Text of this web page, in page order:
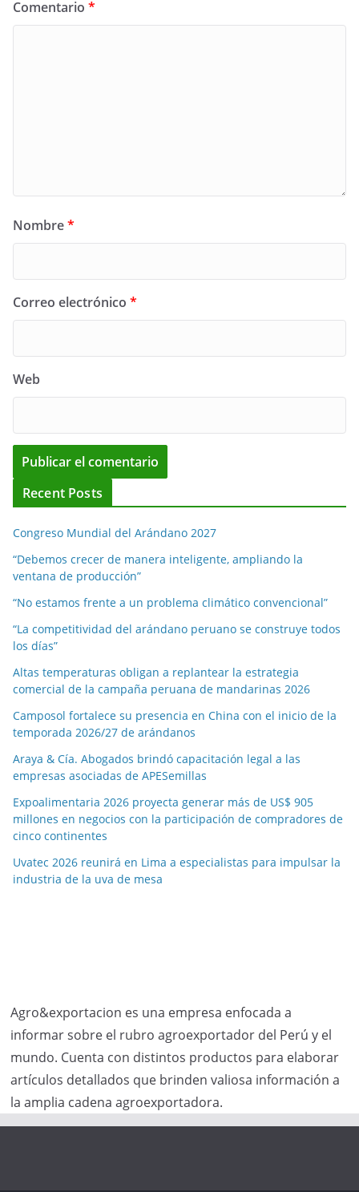
Comentario *
Nombre*
Correo electrónico *
Web
Recent Posts
Congreso Mundial del Arándano 2027
“Debemos crecer de manera inteligente, ampliando la
ventana de producción”
“No estamos frente a un problema climático convencional”
“La competitividad del arándano peruano se construye todos
los días”
Altas temperaturas obligan a replantear la estrategia
comercial de la campaña peruana de mandarinas 2026
Camposol fortalece su presencia en China con el inicio de la
temporada 2026/27 de arándanos
Araya & Cía. Abogados brindó capacitación legal a las
empresas asociadas de APESemillas
Expoalimentaria 2026 proyecta generar más de US$ 905
millones en negocios con la participación de compradores de
cinco continentes
Uvatec 2026 reunirá en Lima a especialistas para impulsar la
industria de la uva de mesa
Agro&exportacion es una empresa enfocada a
informar sobre el rubro agroexportador del Perú y el
mundo. Cuenta con distintos productos para elaborar
artículos detallados que brinden valiosa información a
la amplia cadena agroexportadora.